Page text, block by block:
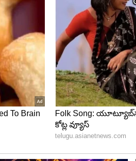
మున్సిపల్‌ ఛైర్‌పర్సన్‌గా
లక్ష్మిపై 9 ఓట్ల తేడాతో విజ‌యం
గెలుచుకోగా, ఛైర్‌పర్సన్‌ ఇంద్రజ
వందనాల దుర్గాభవాని